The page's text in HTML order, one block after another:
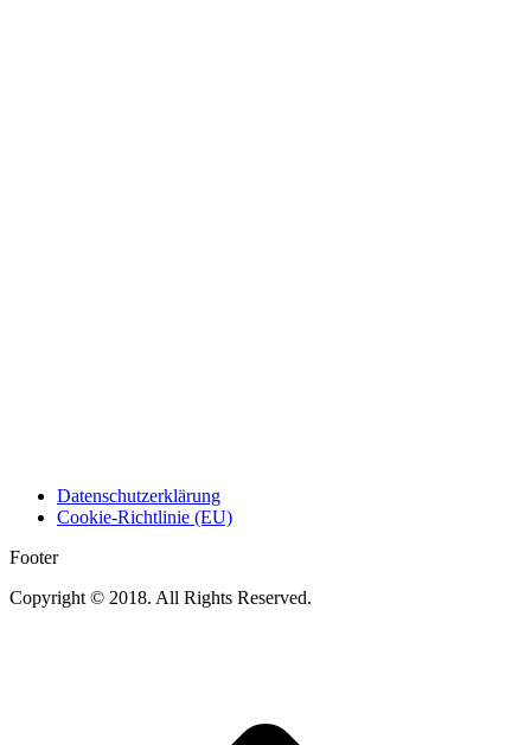
Datenschutzerklärung
Cookie-Richtlinie (EU)
Footer
Copyright © 2018. All Rights Reserved.